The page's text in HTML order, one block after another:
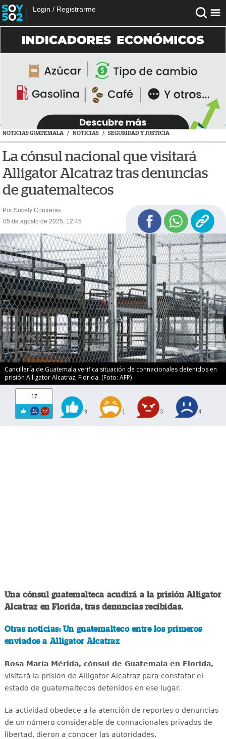
Login / Registrarme
NOTICIAS GUATEMALA / NOTICIAS / SEGURIDAD Y JUSTICIA
La cónsul nacional que visitará
Alligator Alcatraz tras denuncias
de guatemaltecos
Por Sucely Contreras
05 de agosto de 2025, 12:45
Cancillería de Guatemala verifica situación de connacionales detenidos en
prisión Alligator Alcatraz, Florida. (Foto: AFP)
17
9 1 3 4
Una cónsul guatemalteca acudirá a la prisión Alligator
Alcatraz en Florida, tras denuncias recibidas.
Otras noticias: Un guatemalteco entre los primeros
enviados a Alligator Alcatraz
Rosa María Mérida, cónsul de Guatemala en Florida,
visitará la prisión de Alligator Alcatraz para constatar el
estado de guatemaltecos detenidos en ese lugar.
La actividad obedece a la atención de reportes o denuncias
de un número considerable de connacionales privados de
libertad, dieron a conocer las autoridades.